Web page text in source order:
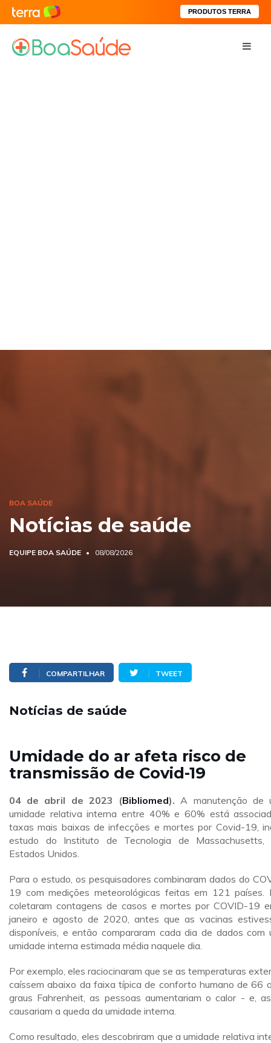
PRODUTOS TERRA
BOA SAÚDE
Notícias de saúde
EQUIPE BOA SAÚDE 08/08/2026
COMPARTILHAR TWEET
Notícias de saúde
Umidade do ar afeta risco de
transmissão de Covid-19
04 de abril de 2023 (Bibliomed). A manutenção de
umidade relativa interna entre 40% e 60% está
taxas mais baixas de infecções e mortes por Covid-19,
estudo do Instituto de Tecnologia de Massachusetts,
Estados Unidos.
Para o estudo, os pesquisadores combinaram dados do
19 com medições meteorológicas feitas em 121 países.
coletaram contagens de casos e mortes por COVID-19
janeiro e agosto de 2020, antes que as vacinas
disponíveis, e então compararam cada dia de dados com
umidade interna estimada média naquele dia.
Por exemplo, eles raciocinaram que se as temperaturas
caíssem abaixo da faixa típica de conforto humano de 66
graus Fahrenheit, as pessoas aumentariam o calor - e,
causariam a queda da umidade interna.
Como resultado, eles descobriram que a umidade relativa